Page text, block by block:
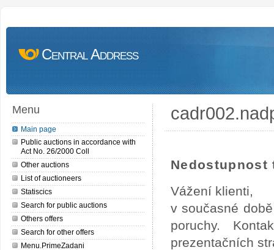
Central Address
Menu
Main page
Public auctions in accordance with
Act No. 26/2000 Coll
Other auctions
List of auctioneers
Statiscics
Search for public auctions
Others offers
Search for other offers
Menu.PrimeZadani
Nedostupnost
Vážení klienti,
v současné
poruchy.
prezentačních